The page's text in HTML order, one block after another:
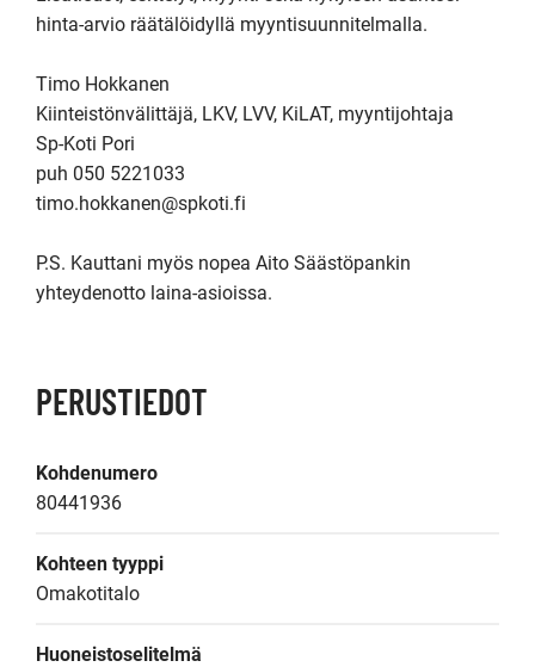
hinta-arvio räätälöidyllä myyntisuunnitelmalla.
Timo Hokkanen
Kiinteistönvälittäjä, LKV, LVV, KiLAT, myyntijohtaja
Sp-Koti Pori
puh 050 5221033
timo.hokkanen@spkoti.fi
P.S. Kauttani myös nopea Aito Säästöpankin
PERUSTIEDOT
Kohdenumero
80441936
Kohteen tyyppi
Omakotitalo
Huoneistoselitelmä